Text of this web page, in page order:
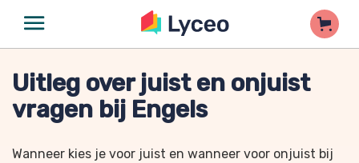
Uitleg over juist en onjuist
vragen bij Engels
Wanneer kies je voor juist en wanneer voor onjuist bij